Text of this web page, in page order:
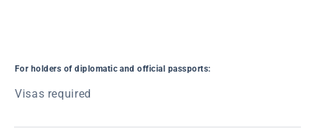
For holders of diplomatic and official passports:
Visas required